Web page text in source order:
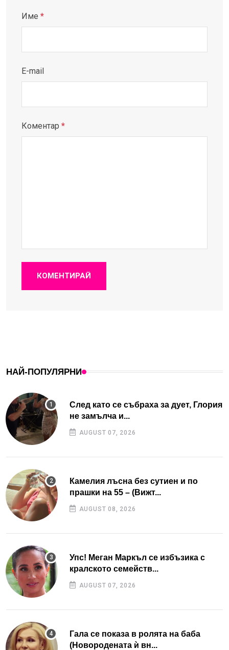
Име *
E-mail
Коментар *
КОМЕНТИРАЙ
НАЙ-ПОПУЛЯРНИ
След като се събраха за дует, Глория
не замълча и...
AUGUST 07, 2026
Камелия лъсна без сутиен и по
прашки на 55 – (Вижт...
AUGUST 08, 2026
Упс! Меган Маркъл се избъзика с
кралското семейств...
AUGUST 07, 2026
Гала се показа в ролята на баба
(Новородената ѝ вн...